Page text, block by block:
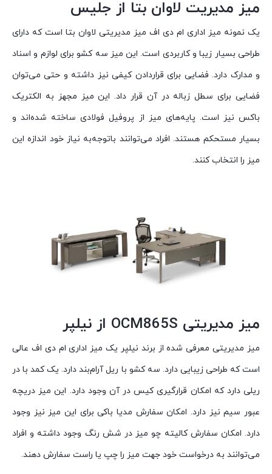
میز مدیریت لاوان بتا از جلیس
یک نمونه میز اداری ام دی اف میز مدیریتی لاوان بتا است که دارای
طراحی بسیار زیبا و کاربردی است. این میز سه کشو برای لوازم و اسناد
و مدارک دارد. فضایی برای قراردادن کیفی نیز داشته و حتی می‌توان
فضایی برای سطل زباله در آن قرار داد. این میز مجهز به الکتریک
باکس نیز است. پایه‌های میز از پروفیل فولادی ساخته شده‌اند و
بسیار مستحکم هستند. افراد می‌توانند باتوجه‌به نیاز خود اندازه این
میز را انتخاب کنند.
میز مدیریتی OCM865S از نیلپر
میز مدیریتی معرفی شده از برند نیلپر یک میز اداری ام دی اف عالی
است که طراحی زیبایی دارد. سه کشو با ریل آرام‌بند دارد. یک کمد با در
ریلی دارد که امکان قرارگیری کیس در آن وجود دارد. این میز دریچه
عبور سیم نیز دارد. امکان سفارش مدیا باکی برای این میز نیز وجود
دارد. امکان سفارش کالیته چو میز در شش رنگ وجود داشته و افراد
می‌توانند به درخواست خود جهت میز را چپ یا راست سفارش دهند.